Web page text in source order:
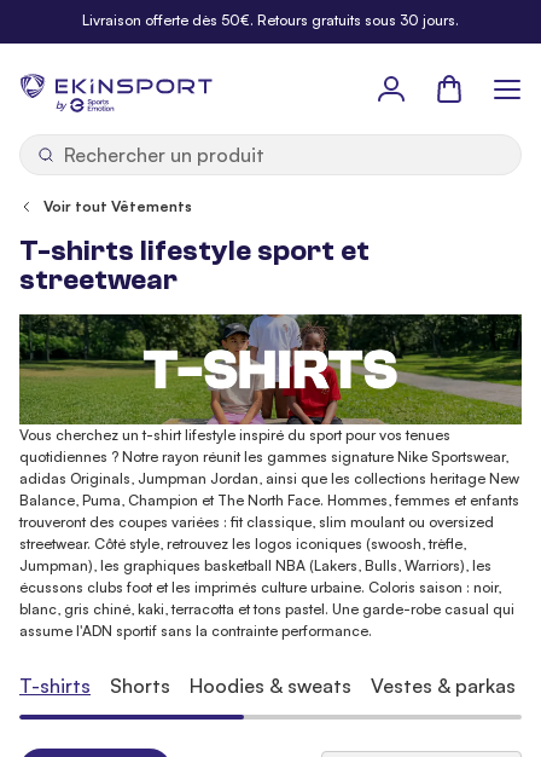
Allez au contenuLivraison offerte dès 50€. Retours gratuits sous 30 jours.
by
Panier
Voir tout Vêtements
T-shirts lifestyle sport et
streetwear
Vous cherchez un t-shirt lifestyle inspiré du sport pour vos tenues
quotidiennes ? Notre rayon réunit les gammes signature Nike Sportswear,
adidas Originals, Jumpman Jordan, ainsi que les collections heritage New
Balance, Puma, Champion et The North Face. Hommes, femmes et enfants
trouveront des coupes variées : fit classique, slim moulant ou oversized
streetwear. Côté style, retrouvez les logos iconiques (swoosh, trèfle,
Jumpman), les graphiques basketball NBA (Lakers, Bulls, Warriors), les
écussons clubs foot et les imprimés culture urbaine. Coloris saison : noir,
blanc, gris chiné, kaki, terracotta et tons pastel. Une garde-robe casual qui
assume l'ADN sportif sans la contrainte performance.
T-shirts Shorts Hoodies & sweats Vestes & parkas